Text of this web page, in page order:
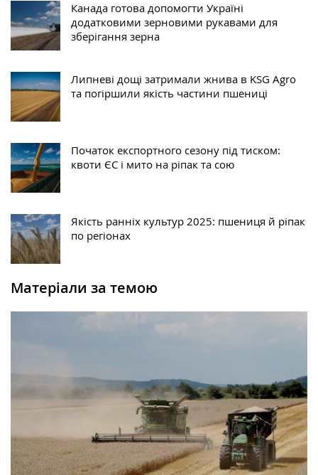
Канада готова допомогти Україні
додатковими зерновими рукавами для
зберігання зерна
Липневі дощі затримали жнива в KSG Agro
та погіршили якість частини пшениці
Початок експортного сезону під тиском:
квоти ЄС і мито на ріпак та сою
Якість ранніх культур 2025: пшениця й ріпак
по регіонах
Матеріали за темою